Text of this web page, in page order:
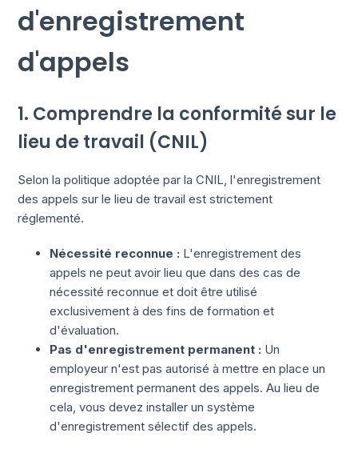
d'enregistrement
d'appels
1. Comprendre la conformité sur le
lieu de travail (CNIL)
Selon la politique adoptée par la CNIL, l'enregistrement
des appels sur le lieu de travail est strictement
réglementé.
Nécessité reconnue : L'enregistrement des
appels ne peut avoir lieu que dans des cas de
nécessité reconnue et doit être utilisé
exclusivement à des fins de formation et
d'évaluation.
Pas d'enregistrement permanent : Un
employeur n'est pas autorisé à mettre en place un
enregistrement permanent des appels. Au lieu de
cela, vous devez installer un système
d'enregistrement sélectif des appels.